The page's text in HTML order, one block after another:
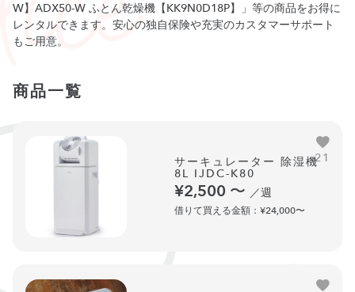
W】ADX50-W ふとん乾燥機【KK9N0D18P】」等の商品をお得に
レンタルできます。安心の独自保険や充実のカスタマーサポート
もご用意。
商品一覧
サーキュレーター 除湿機
8L IJDC-K80
¥2,500 〜 ／週
借りて買える金額：¥24,000〜
21